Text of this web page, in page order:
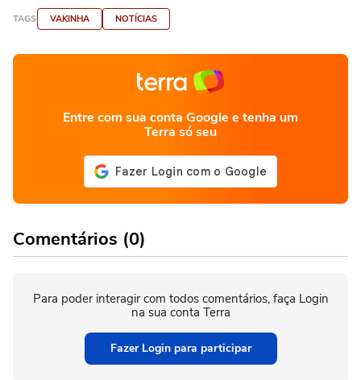
TAGS VAKINHA NOTÍCIAS
Entre com sua conta Google e tenha um
Terra só seu
Comentários (0)
Para poder interagir com todos comentários, faça Login
na sua conta Terra
Fazer Login para participar